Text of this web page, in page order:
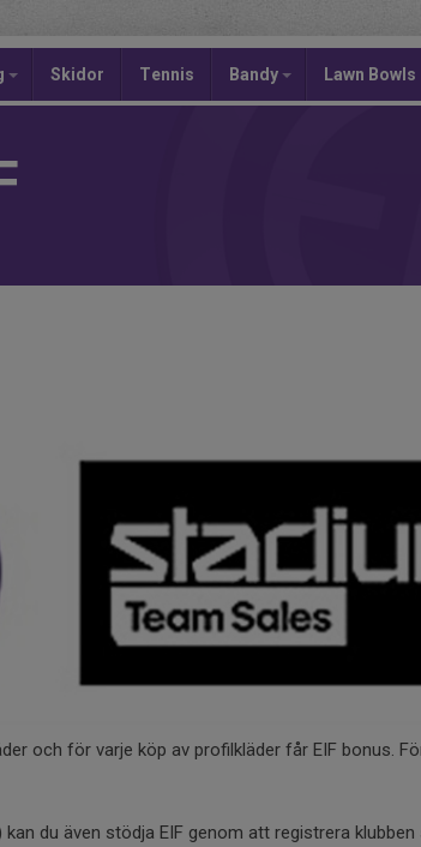
Skidor Tennis Bandy Lawn Bowls
och för varje köp av profilkläder får EIF bonus.
du även stödja EIF genom att registrera